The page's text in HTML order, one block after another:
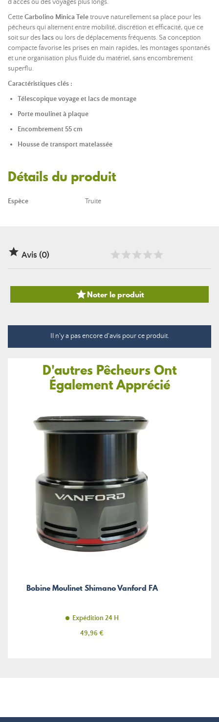
d’accès ou des voyages plus longs.
CetteGarbolino Minica Teletrouve naturellement sa place pour les
pêcheurs qui alternent entre mobilité, discrétion et efficacité, que ce
soit sur des lacsou lors de déplacements fréquents. Sa conception
compacte favorise les prises en main rapides, les montages spontanés
et une organisation plus fluide du matériel, sans encombrement
superflu.
Caractéristiques clés :
Télescopique voyage et lacs de montage
Porte moulinet à plaque
Encombrement 55 cm
Housse de transport matelassée
Détails du produit
Espèce Truite
 Avis (0)
Noter le produit
Il n'y a pas encore d'avis pour ce produit.
D'autres Pêcheurs Ont
Également Apprécié
Bobine Moulinet Shimano Vanford FA
Expédition 24 H
Prix
49,96 €